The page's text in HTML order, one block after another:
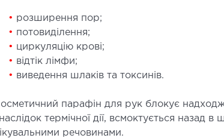
нейрохірургії
• розширення пор;
• потовиділення;
• циркуляцію крові;
• відтік лімфи;
• виведення шлаків та токсинів.
парафін для рук блокує
термічної дії, всмоктується
речовинами.